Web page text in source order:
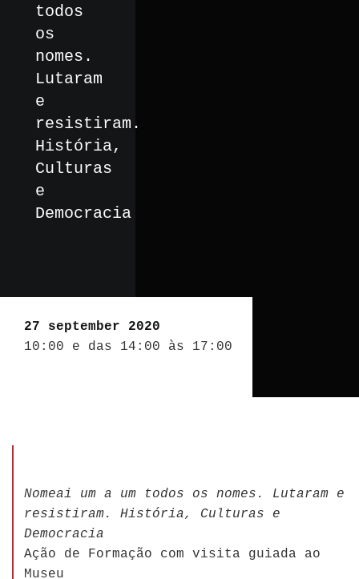
todos
os
nomes.
Lutaram
e
resistiram.
História,
Culturas
e
Democracia
27 september 2020
10:00 e das 14:00 às 17:00
Nomeai um a um todos os nomes. Lutaram e
resistiram. História, Culturas e
Democracia
Ação de Formação com visita guiada ao
Museu